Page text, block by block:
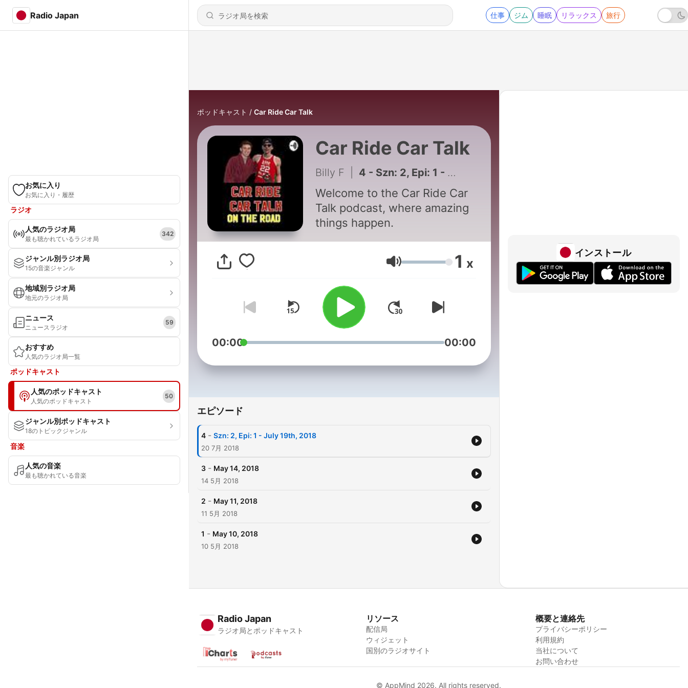
Radio Japan 仕事 ジム 睡眠 リラックス 旅行
お気に入り
お気に入り・履歴
ラジオ
人気のラジオ局
最も聴かれているラジオ局
342
ジャンル別ラジオ局
15の音楽ジャンル
地域別ラジオ局
地元のラジオ局
ニュース
ニュースラジオ
59
おすすめ
人気のラジオ局一覧
ポッドキャスト
人気のポッドキャスト
人気のポッドキャスト
50
ジャンル別ポッドキャスト
18のトピックジャンル
音楽
人気の音楽
最も聴かれている音楽
ポッドキャスト Car Ride Car Talk
Car Ride Car Talk
Billy F 4 - Szn: 2, Epi: 1 - July 19th, 2018
Welcome to the Car Ride Car
Talk podcast, where amazing
things happen.
音量 1 x
00:00 00:00
エピソード
4 - Szn: 2, Epi: 1 - July 19th, 2018
20 7月 2018
3 - May 14, 2018
14 5月 2018
2 - May 11, 2018
11 5月 2018
1 - May 10, 2018
10 5月 2018
インストール
Radio Japan
ラジオ局とポッドキャスト
リソース
配信局
ウィジェット
国別のラジオサイト
概要と連絡先
プライバシーポリシー
利用規約
当社について
お問い合わせ
© AppMind 2026. All rights reserved.